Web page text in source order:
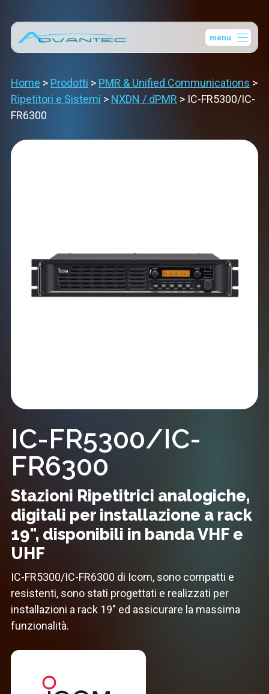
contenuto
menu
Home > Prodotti > PMR & Unified Communications >
Ripetitori e Sistemi > NXDN / dPMR > IC-FR5300/IC-
FR6300
IC-FR5300/IC-
FR6300
Stazioni Ripetitrici analogiche,
digitali per installazione a rack
19", disponibili in banda VHF e
UHF
IC-FR5300/IC-FR6300 di Icom, sono compatti e
resistenti, sono stati progettati e realizzati per
installazioni a rack 19" ed assicurare la massima
funzionalità.